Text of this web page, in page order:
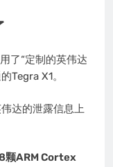
了“定制的英伟达
Tegra X1。
达的泄露信息上
颗ARM Cortex